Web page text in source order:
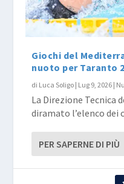
Giochi del
nuoto per Taranto
di Luca Soligo | Lug 9, 2026 |
La Direzione Tecnica
diramato l’elenco dei
PER SAPERNE DI PIÙ